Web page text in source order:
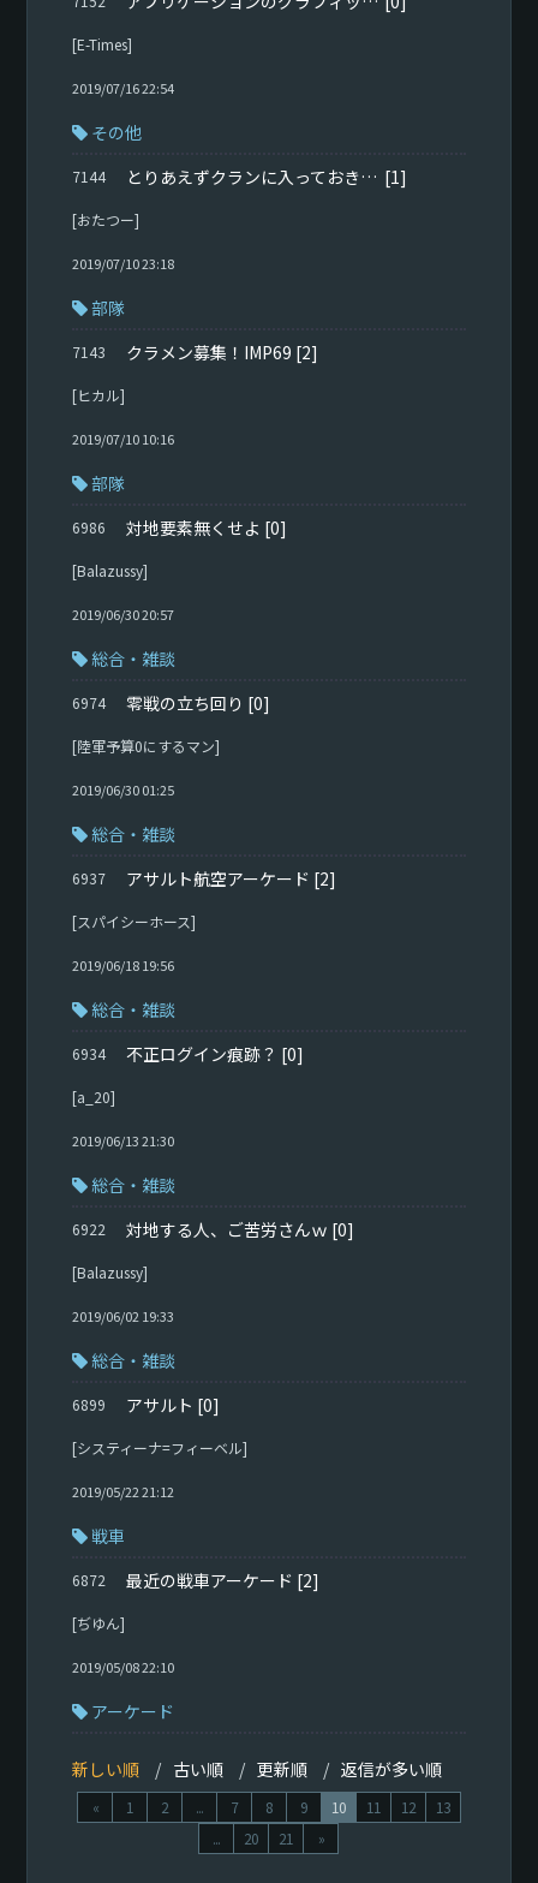
[E-Times]
2019/07/16 22:54
その他
7144 とりあえずクランに入っておきたい人へ [1]
[おたつー]
2019/07/10 23:18
部隊
7143 クラメン募集！IMP69 [2]
[ヒカル]
2019/07/10 10:16
部隊
6986 対地要素無くせよ [0]
[Balazussy]
2019/06/30 20:57
総合・雑談
6974 零戦の立ち回り [0]
[陸軍予算0にするマン]
2019/06/30 01:25
総合・雑談
6937 アサルト航空アーケード [2]
[スパイシーホース]
2019/06/18 19:56
総合・雑談
6934 不正ログイン痕跡？ [0]
[a_20]
2019/06/13 21:30
総合・雑談
6922 対地する人、ご苦労さんｗ [0]
[Balazussy]
2019/06/02 19:33
総合・雑談
6899 アサルト [0]
[システィーナ=フィーベル]
2019/05/22 21:12
戦車
6872 最近の戦車アーケード [2]
[ぢゆん]
2019/05/08 22:10
アーケード
新しい順 古い順 更新順 返信が多い順
« 1 2 ... 7 8 9 10 11 12
13
...
20 21 »